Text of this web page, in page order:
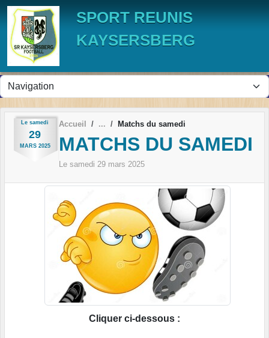
SPORT REUNIS
KAYSERSBERG
Le samedi
29
MARS 2025
Accueil Matchs du samedi
MATCHS DU SAMEDI
Le samedi 29 mars 2025
Cliquer ci-dessous :
Panneau de gestion des cookies